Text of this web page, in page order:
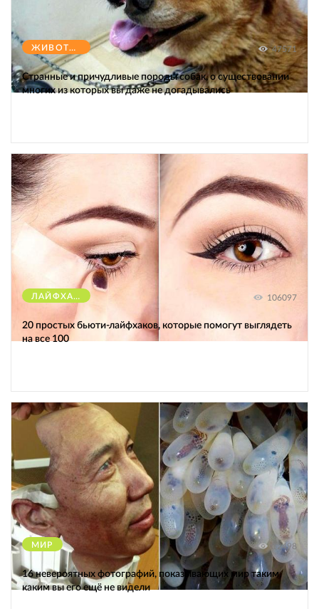
ЖИВОТНЫЕ 47571
Странные и причудливые породы собак, о существовании
многих из которых вы даже не догадывались
ЛАЙФХАКИ 106097
20 простых бьюти-лайфхаков, которые помогут выглядеть
на все 100
МИР 12498
16 невероятных фотографий, показывающих мир таким,
каким вы его ещё не видели